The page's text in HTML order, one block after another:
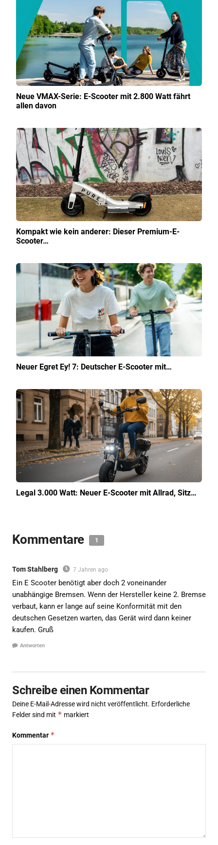
Neue VMAX-Serie: E-Scooter mit 2.800 Watt fährt
allen davon
Kompakt wie kein anderer: Dieser Premium-E-
Scooter…
Neuer Egret Ey! 7: Deutscher E-Scooter mit…
Legal 3.000 Watt: Neuer E-Scooter mit Allrad, Sitz…
Kommentare 1
Tom Stahlberg 7 Jahren ago
Ein E Scooter benötigt aber doch 2 voneinander
unabhängige Bremsen. Wenn der Hersteller keine 2. Bremse
verbaut, kann er lange auf seine Konformität mit den
deutschen Gesetzen warten, das Gerät wird dann keiner
kaufen. Gruß
Antworten
Schreibe einen Kommentar
Deine E-Mail-Adresse wird nicht veröffentlicht. Erforderliche
Felder sind mit * markiert
Kommentar *